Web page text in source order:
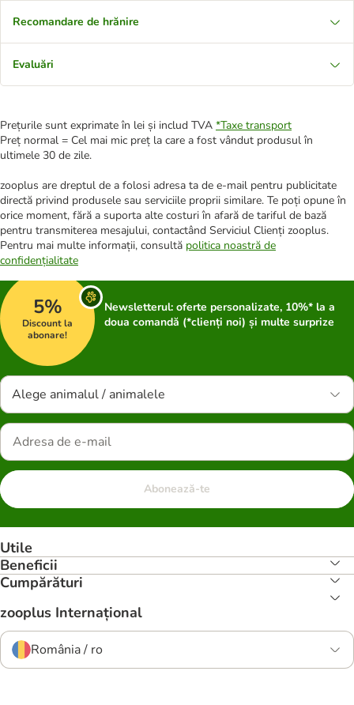
Recomandare de hrănire
Evaluări
Prețurile sunt exprimate în lei și includ TVA *Taxe transport
Preț normal = Cel mai mic preț la care a fost vândut produsul în
ultimele 30 de zile.
zooplus are dreptul de a folosi adresa ta de e-mail pentru publicitate
directă privind produsele sau serviciile proprii similare. Te poți opune în
orice moment, fără a suporta alte costuri în afară de tariful de bază
pentru transmiterea mesajului, contactând Serviciul Clienți zooplus.
Pentru mai multe informații, consultă politica noastră de
confidențialitate
5%
Discount la
abonare!
Newsletterul: oferte personalizate, 10%* la a
doua comandă (*clienți noi) și multe surprize
Alege animalul / animalele
Abonează-te
Utile
Beneficii
Cumpărături
zooplus Internațional
România / ro